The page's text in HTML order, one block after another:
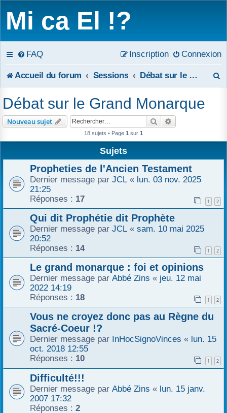
Mi ca El !?
FAQ Connexion
Inscription
Accueil du forum Sessions Débat sur le Grand Monarque
Débat sur le Grand Monarque
Nouveau sujet Rechercher
18 sujets • Page 1 sur 1
Sujets
Propheties de l'Ancien Testament
Dernier message par JCL « lun. 03 nov. 2025
21:25
Réponses : 17 1 2
Qui dit Prophétie dit Prophète
Dernier message par JCL « sam. 10 mai 2025
20:52
Réponses : 14 1 2
Le grand monarque : foi et opinions
Dernier message par Abbé Zins « jeu. 12 mai
2022 14:19
Réponses : 18 1 2
Vous ne croyez donc pas au Règne du
Sacré-Coeur !?
Dernier message par InHocSignoVinces « lun. 15
oct. 2018 12:55
Réponses : 10 1 2
Difficulté!!!
Dernier message par Abbé Zins « lun. 15 janv.
2007 17:32
Réponses : 2